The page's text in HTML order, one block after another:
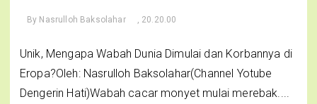
By Nasrulloh Baksolahar , 20.20.00
Unik, Mengapa Wabah Dunia Dimulai dan Korbannya di
Eropa?Oleh: Nasrulloh Baksolahar(Channel Yotube
Dengerin Hati)Wabah cacar monyet mulai merebak....